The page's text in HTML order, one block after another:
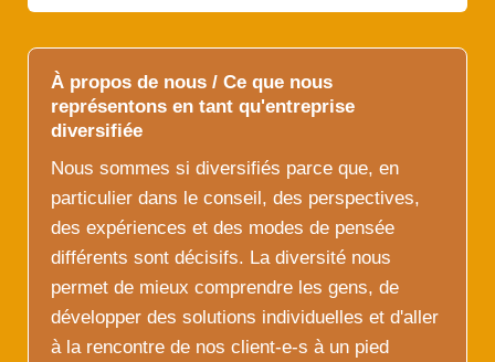
À propos de nous / Ce que nous
représentons en tant qu'entreprise
diversifiée
Nous sommes si diversifiés parce que, en
particulier dans le conseil, des perspectives,
des expériences et des modes de pensée
différents sont décisifs. La diversité nous
permet de mieux comprendre les gens, de
développer des solutions individuelles et d'aller
à la rencontre de nos client-e-s à un pied